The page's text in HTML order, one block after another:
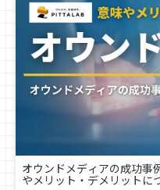
オウンドメディアの成功事
やメリット・デメリットに